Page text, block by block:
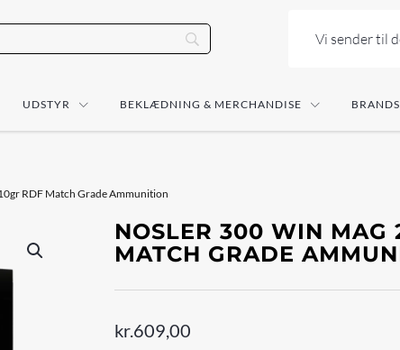
Vi sender til
UDSTYR BEKLÆDNING & MERCHANDISE BRANDS
RDF Match Grade Ammunition
NOSLER 300 WIN MAG
MATCH GRADE
kr.609,00